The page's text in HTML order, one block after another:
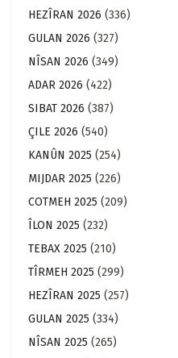
HEZÎRAN 2026 (336)
GULAN 2026 (327)
NÎSAN 2026 (349)
ADAR 2026 (422)
SIBAT 2026 (387)
ÇILE 2026 (540)
KANÛN 2025 (254)
MIJDAR 2025 (226)
COTMEH 2025 (209)
ÎLON 2025 (232)
TEBAX 2025 (210)
TÎRMEH 2025 (299)
HEZÎRAN 2025 (257)
GULAN 2025 (334)
NÎSAN 2025 (265)